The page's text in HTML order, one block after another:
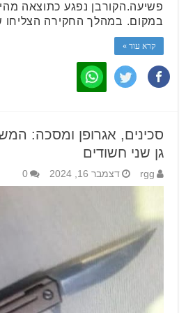
פשיעה.הקורבן נפגע כתוצאה
במקום. במהלך החקירה הצליחו
קרא עוד »
סכינים, אגרופן ומסכה:
גן שני חשודים
rgg דצמבר 16, 2024 0